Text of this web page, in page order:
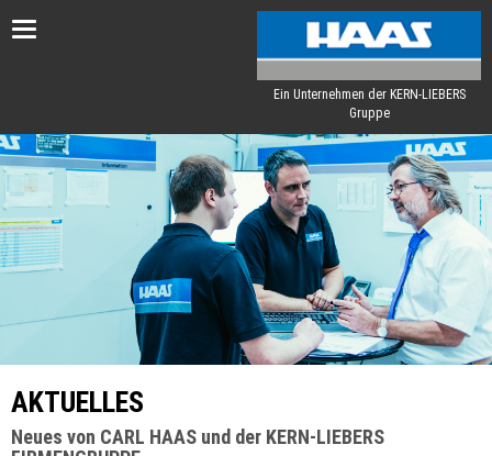
Toggle
Ein Unternehmen der KERN-LIEBERS
Gruppe
AKTUELLES
Neues von CARL HAAS und der KERN-LIEBERS